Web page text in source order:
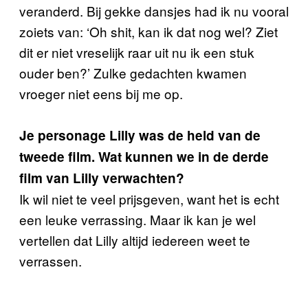
veranderd. Bij gekke dansjes had ik nu vooral
zoiets van: ‘Oh shit, kan ik dat nog wel? Ziet
dit er niet vreselijk raar uit nu ik een stuk
ouder ben?’ Zulke gedachten kwamen
vroeger niet eens bij me op.
Je personage Lilly was de held van de
tweede film. Wat kunnen we in de derde
film van Lilly verwachten?
Ik wil niet te veel prijsgeven, want het is echt
een leuke verrassing. Maar ik kan je wel
vertellen dat Lilly altijd iedereen weet te
verrassen.